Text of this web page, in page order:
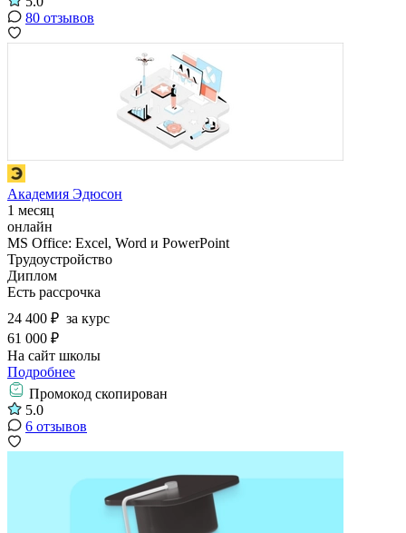
80 отзывов
Академия Эдюсон
1 месяц
онлайн
MS Office: Excel, Word и PowerPoint
Трудоустройство
Диплом
Есть рассрочка
24 400 ₽ за курс
61 000 ₽
На сайт школы
Подробнее
Промокод скопирован
5.0
6 отзывов